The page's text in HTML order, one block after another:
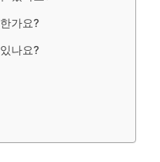
가요?
나요?